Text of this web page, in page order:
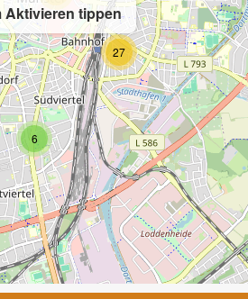
Aktivieren tippen
6
27